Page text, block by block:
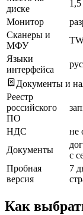
диске
Монитор
Сканеры и
МФУ
Языки
интерфейса
Документы и
Реестр
российского
ПО
НДС
не
Документы
с
Пробная
версия
7
Как